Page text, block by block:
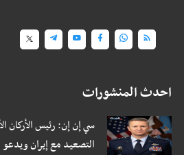
احدث المنشورات
سي إن إن: رئيس الأركان
التصعيد مع إيران